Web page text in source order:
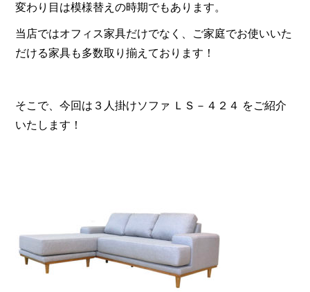
変わり目は模様替えの時期でもあります。
当店ではオフィス家具だけでなく、ご家庭でお使いいた
だける家具も多数取り揃えております！
そこで、今回は３人掛けソファ ＬＳ－４２４ をご紹介
いたします！